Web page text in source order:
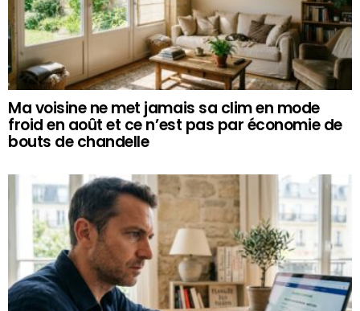
Ma voisine ne met jamais sa clim en mode
froid en août et ce n’est pas par économie de
bouts de chandelle